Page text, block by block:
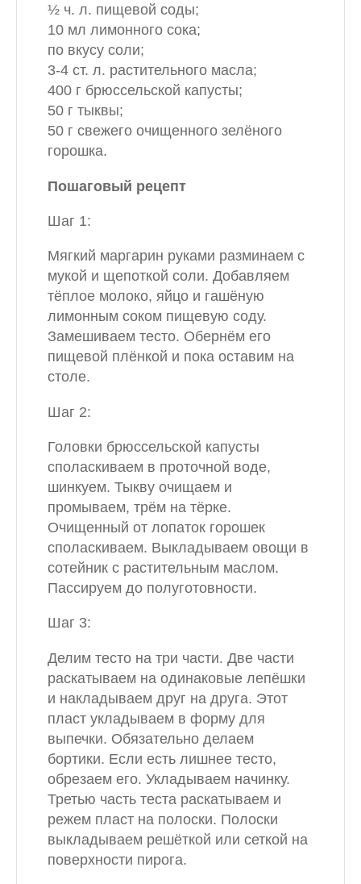
½ ч. л. пищевой соды;
10 мл лимонного сока;
по вкусу соли;
3-4 ст. л. растительного масла;
400 г брюссельской капусты;
50 г тыквы;
50 г свежего очищенного зелёного
горошка.
Пошаговый рецепт
Шаг 1:
Мягкий маргарин руками разминаем с
мукой и щепоткой соли. Добавляем
тёплое молоко, яйцо и гашёную
лимонным соком пищевую соду.
Замешиваем тесто. Обернём его
пищевой плёнкой и пока оставим на
столе.
Шаг 2:
Головки брюссельской капусты
споласкиваем в проточной воде,
шинкуем. Тыкву очищаем и
промываем, трём на тёрке.
Очищенный от лопаток горошек
споласкиваем. Выкладываем овощи в
сотейник с растительным маслом.
Пассируем до полуготовности.
Шаг 3:
Делим тесто на три части. Две части
раскатываем на одинаковые лепёшки
и накладываем друг на друга. Этот
пласт укладываем в форму для
выпечки. Обязательно делаем
бортики. Если есть лишнее тесто,
обрезаем его. Укладываем начинку.
Третью часть теста раскатываем и
режем пласт на полоски. Полоски
выкладываем решёткой или сеткой на
поверхности пирога.